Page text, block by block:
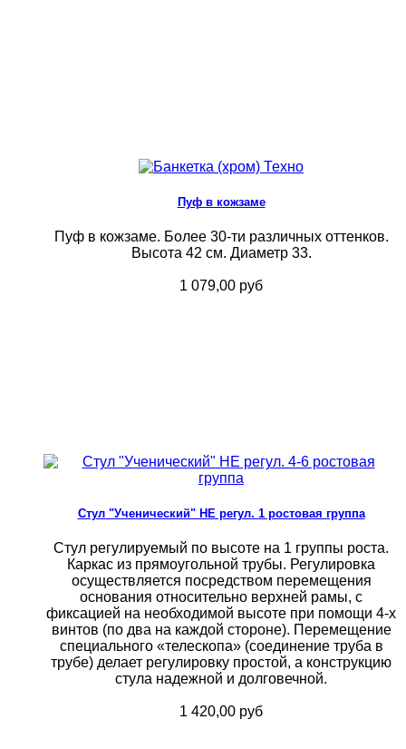
Пуф в кожзаме
Пуф в кожзаме. Более 30-ти различных оттенков.
Высота 42 см. Диаметр 33.
1 079,00 руб
Стул "Ученический" НЕ регул. 1 ростовая группа
Стул регулируемый по высоте на 1 группы роста.
Каркас из прямоугольной трубы. Регулировка
осуществляется посредством перемещения
основания относительно верхней рамы, с
фиксацией на необходимой высоте при помощи 4-х
винтов (по два на каждой стороне). Перемещение
специального «телескопа» (соединение труба в
трубе) делает регулировку простой, а конструкцию
стула надежной и долговечной.
1 420,00 руб